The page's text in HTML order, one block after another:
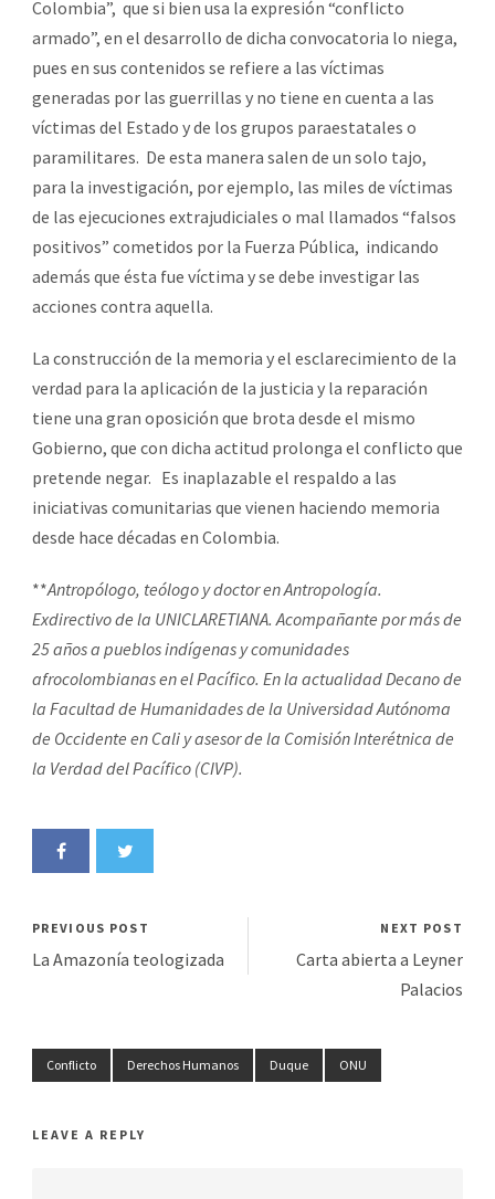
Colombia”, que si bien usa la expresión “conflicto
armado”, en el desarrollo de dicha convocatoria lo niega,
pues en sus contenidos se refiere a las víctimas
generadas por las guerrillas y no tiene en cuenta a las
víctimas del Estado y de los grupos paraestatales o
paramilitares. De esta manera salen de un solo tajo,
para la investigación, por ejemplo, las miles de víctimas
de las ejecuciones extrajudiciales o mal llamados “falsos
positivos” cometidos por la Fuerza Pública, indicando
además que ésta fue víctima y se debe investigar las
acciones contra aquella.
La construcción de la memoria y el esclarecimiento de la
verdad para la aplicación de la justicia y la reparación
tiene una gran oposición que brota desde el mismo
Gobierno, que con dicha actitud prolonga el conflicto que
pretende negar. Es inaplazable el respaldo a las
iniciativas comunitarias que vienen haciendo memoria
desde hace décadas en Colombia.
**Antropólogo, teólogo y doctor en Antropología.
Exdirectivo de la UNICLARETIANA. Acompañante por más de
25 años a pueblos indígenas y comunidades
afrocolombianas en el Pacífico. En la actualidad Decano de
la Facultad de Humanidades de la Universidad Autónoma
de Occidente en Cali y asesor de la Comisión Interétnica de
la Verdad del Pacífico (CIVP).
PREVIOUS POST
La Amazonía teologizada
NEXT POST
Carta abierta a Leyner
Palacios
Conflicto Derechos Humanos Duque ONU
LEAVE A REPLY